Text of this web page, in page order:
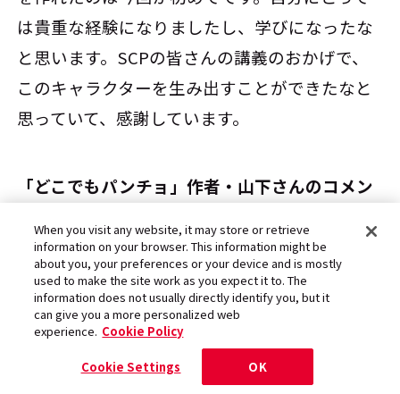
は貴重な経験になりましたし、学びになったな
と思います。SCPの皆さんの講義のおかげで、
このキャラクターを生み出すことができたなと
思っていて、感謝しています。
「どこでもパンチョ」作者・山下さんのコメン
When you visit any website, it may store or retrieve
information on your browser. This information might be
about you, your preferences or your device and is mostly
used to make the site work as you expect it to. The
information does not usually directly identify you, but it
can give you a more personalized web
experience. Cookie Policy
Cookie Settings OK